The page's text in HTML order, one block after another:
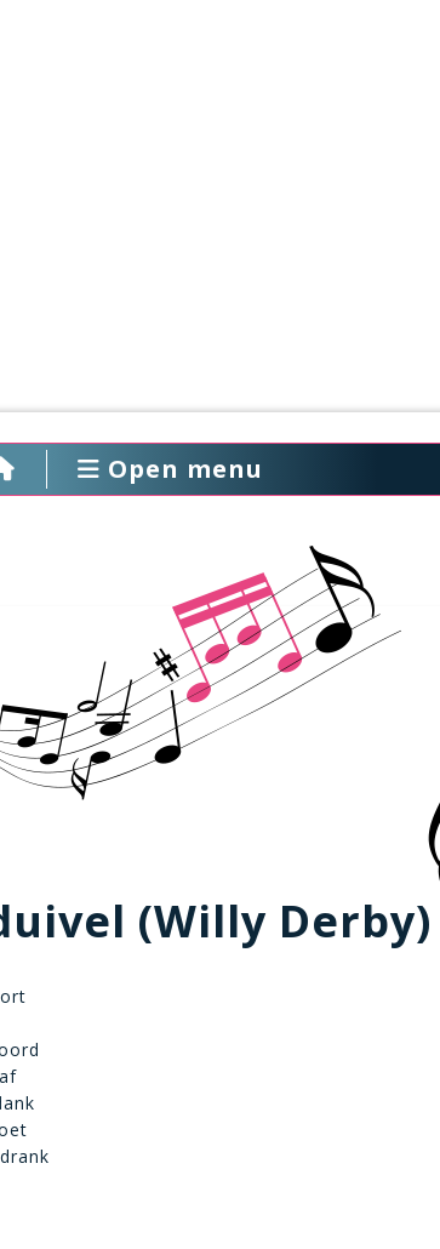
Open menu
(Willy Derby)